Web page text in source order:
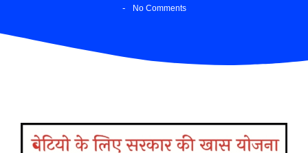
- No Comments